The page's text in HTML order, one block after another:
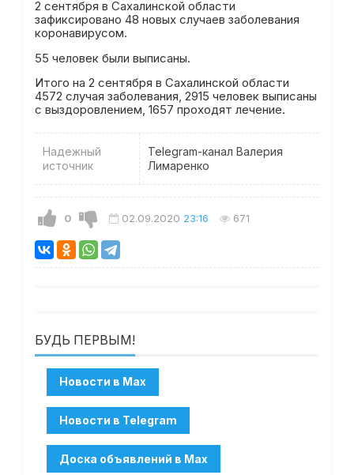
2 сентября в Сахалинской области
зафиксировано 48 новых случаев заболевания
коронавирусом.
55 человек были выписаны.
Итого на 2 сентября в Сахалинской области
4572 случая заболевания, 2915 человек выписаны
с выздоровлением, 1657 проходят лечение.
Надежный
источник
Telegram-канал Валерия
Лимаренко
0 02.09.2020 23:16 671
БУДЬ ПЕРВЫМ!